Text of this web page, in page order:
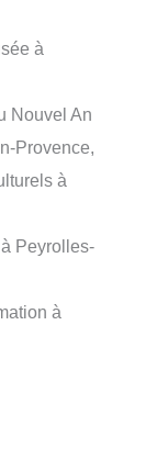
à
Nouvel An
Provence,
à
Peyrolles-
à